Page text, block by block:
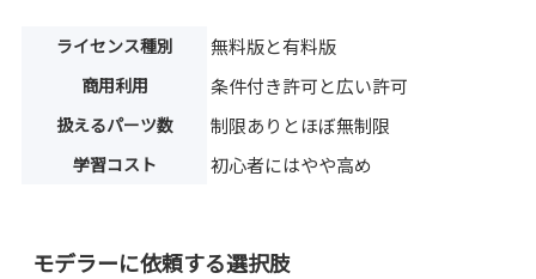
ライセンス種別 無料版と有料版
商用利用 条件付き許可と広い許可
扱えるパーツ数 制限ありとほぼ無制限
学習コスト 初心者にはやや高め
モデラーに依頼する選択肢